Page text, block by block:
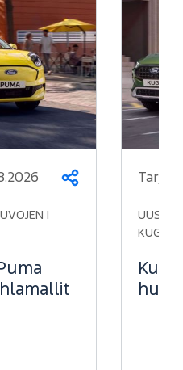
Jaa
|
UUSIEN
KUGA